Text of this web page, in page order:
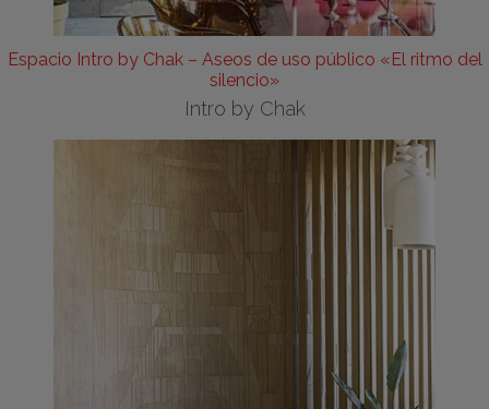
Espacio Intro by Chak – Aseos de uso público «El ritmo del
silencio»
Intro by Chak